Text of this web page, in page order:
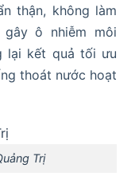
thận, không làm
ô nhiễm môi
lại kết quả tối ưu
thoát nước hoạt
Trị